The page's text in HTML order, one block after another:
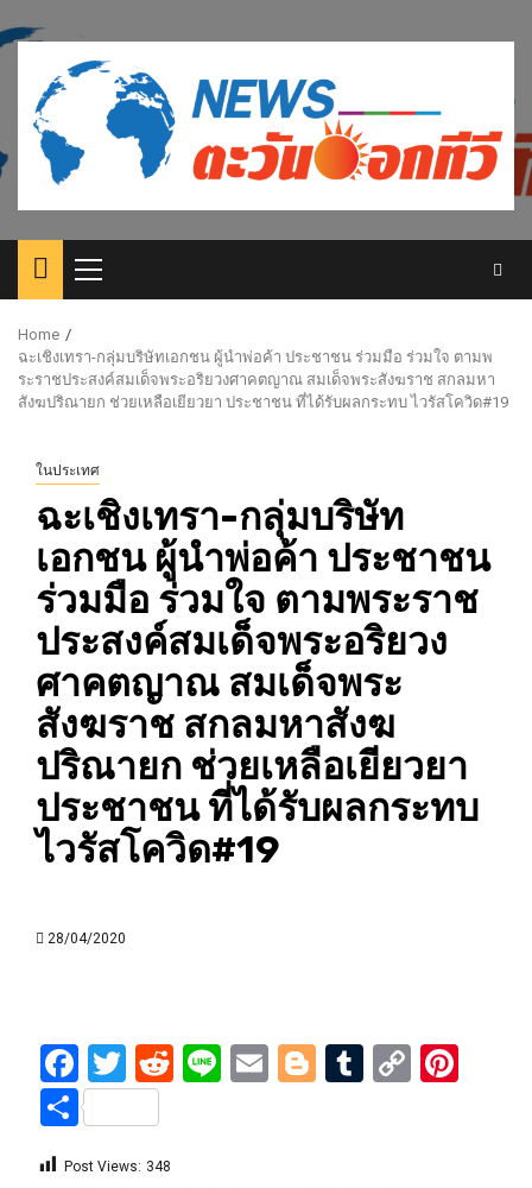
to
content
Primary
Menu
Home
ฉะเชิงเทรา-กลุ่มบริษัทเอกชน ผู้นำพ่อค้า ประชาชน ร่วมมือ ร่วมใจ ตามพ
ระราชประสงค์สมเด็จพระอริยวงศาคตญาณ สมเด็จพระสังฆราช สกลมหา
สังฆปริณายก ช่วยเหลือเยียวยา ประชาชน ที่ได้รับผลกระทบ ไวรัสโควิด#19
ในประเทศ
ฉะเชิงเทรา-กลุ่มบริษัท
เอกชน ผู้นำพ่อค้า ประชาชน
ร่วมมือ ร่วมใจ ตามพระราช
ประสงค์สมเด็จพระอริยวง
ศาคตญาณ สมเด็จพระ
สังฆราช สกลมหาสังฆ
ปริณายก ช่วยเหลือเยียวยา
ประชาชน ที่ได้รับผลกระทบ
ไวรัสโควิด#19
28/04/2020
Facebook
Twitter
Reddit
LineEmailBlogger
Tumblr
Copy
Share
Post Views: 348